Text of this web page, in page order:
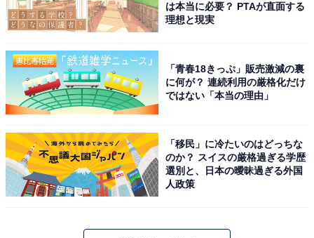
は本当に必要？ PTAが直面する
理想と現実
「青春18きっぷ」販売激減の裏
に何が？ 連続利用の厳格化だけ
ではない「本当の理由」
「移民」に冷たいのはどっちな
のか？ スイスの厳格過ぎる学歴
選別と、日本の曖昧過ぎる外国
人政策